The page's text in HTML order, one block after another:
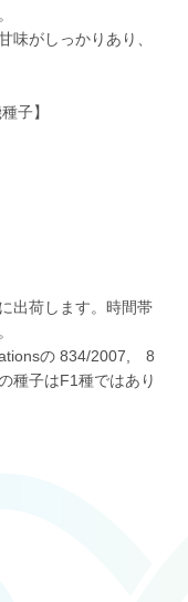
味がしっかりあり、
子】
出荷します。時間帯
の 834/2007, 8
種子はF1種ではあり